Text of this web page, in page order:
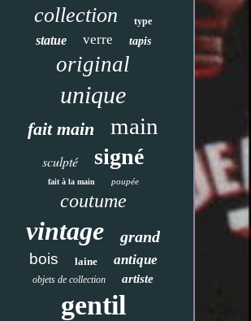
collection type
statue verre tapis
original
unique
fait main main
sculpté signé
fait à la main poupée
coutume
vintage grand
bois laine antique
objets de collection artiste
gentil